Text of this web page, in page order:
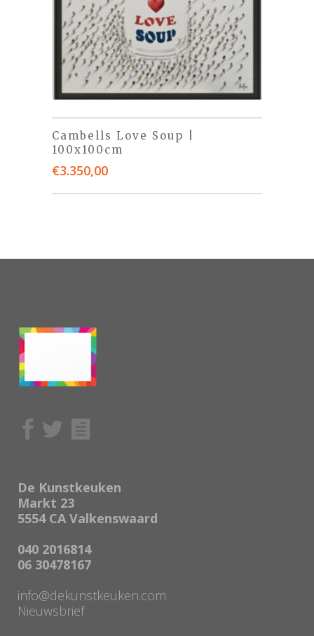
Cambells Love Soup |
100x100cm
€3.350,00
De Kunstkeuken
Markt 23
5554 CA Valkenswaard
040 2016814
06 30478167
info@dekunstkeuken.com
Nieuwsbrief